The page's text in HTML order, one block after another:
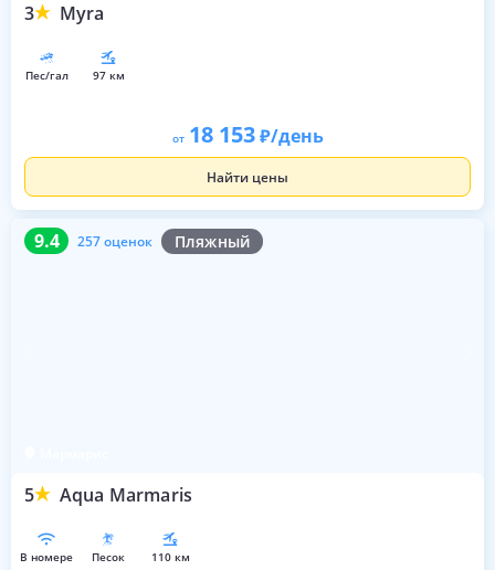
3 Myra
пес/гал 97 км
от 18 153 /день
Найти цены
9.4 257 оценок Пляжный
5 Aqua Marmaris
9.4 257 оценок
в номере песок 110 км